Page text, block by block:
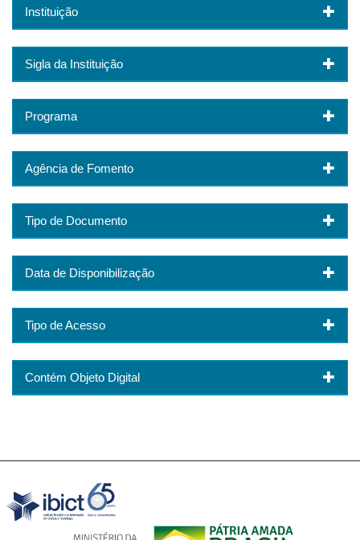
Instituição
Sigla da Instituição
Programa
Agência de Fomento
Tipo de Documento
Data de Disponibilização
Tipo de Acesso
Contém Objeto Digital